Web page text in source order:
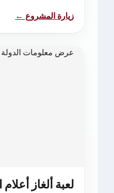
زيارة المشروع ←
لعبة ألغاز